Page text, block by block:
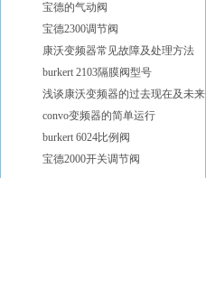
宝德的气动阀
宝德2300调节阀
康沃变频器常见故障及处理方法
burkert 2103隔膜阀型号
浅谈康沃变频器的过去现在及未来
convo变频器的简单运行
burkert 6024比例阀
宝德2000开关调节阀